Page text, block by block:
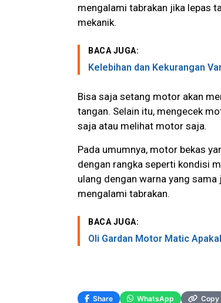
mengalami tabrakan jika lepas
mekanik.
BACA JUGA:
Kelebihan dan Kekurangan
Bisa saja setang motor akan
tangan. Selain itu, mengecek
saja atau melihat motor saja.
Pada umumnya, motor bekas
dengan rangka seperti kondisi
ulang dengan warna yang
mengalami tabrakan.
BACA JUGA:
Oli Gardan Motor Matic
Share WhatsApp Copy